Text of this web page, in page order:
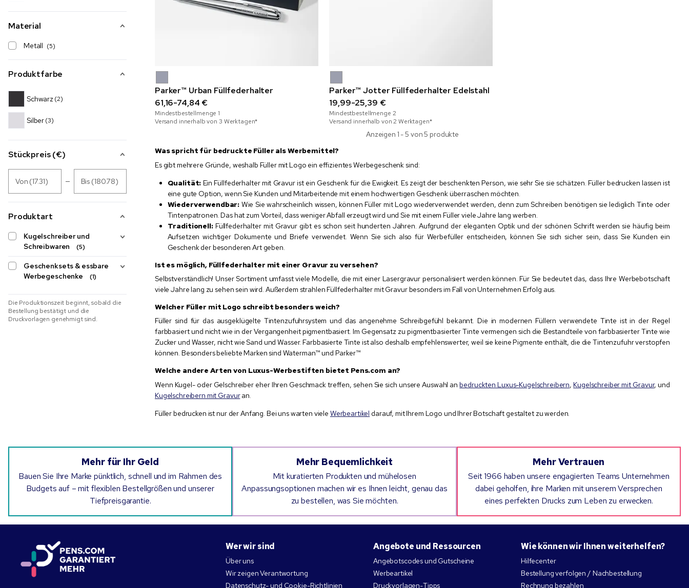
Material
Metall (5)
Produktfarbe
Schwarz (2)
Silber(3)
Stückpreis (€)
Von (17.31) Bis (180.78)
Produktart
Kugelschreiber und
Schreibwaren
(5)
Geschenksets & essbare
Werbegeschenke
(1)
Die Produktionszeit beginnt, sobald die
Bestellung bestätigt und die
Druckvorlagen genehmigt sind.
Parker™ Urban Füllfederhalter
61,16-74,84 €
Mindestbestellmenge 1
Versand innerhalb von 3 Werktagen*
Parker™ Jotter Füllfederhalter Edelstahl
19,99-25,39 €
Mindestbestellmenge 2
Versand innerhalb von 2 Werktagen*
Anzeigen 1 - 5 von 5 produkte
Was spricht für bedruckte Füller als Werbemittel?
Es gibt mehrere Gründe, weshalb Füller mit Logo ein effizientes Werbegeschenk sind:
Qualität: Ein Füllfederhalter mit Gravur ist ein Geschenk für die Ewigkeit. Es zeigt der beschenkten Person, wie sehr Sie sie schätzen. Füller bedrucken lassen ist
eine gute Option, wenn Sie Kunden und Mitarbeitende mit einem hochwertigen Geschenk überraschen möchten.
Wiederverwendbar: Wie Sie wahrscheinlich wissen, können Füller mit Logo wiederverwendet werden, denn zum Schreiben benötigen sie lediglich Tinte oder
Tintenpatronen. Das hat zum Vorteil, dass weniger Abfall erzeugt wird und Sie mit einem Füller viele Jahre lang werben.
Traditionell:Füllfederhalter mit Gravur gibt es schon seit hunderten Jahren. Aufgrund der eleganten Optik und der schönen Schrift werden sie häufig beim
Aufsetzen wichtiger Dokumente und Briefe verwendet. Wenn Sie sich also für Werbefüller entscheiden, können Sie sich sicher sein, dass Sie Kunden ein
Geschenk der besonderen Art geben.
Ist es möglich, Füllfederhalter mit einer Gravur zu versehen?
Selbstverständlich! Unser Sortiment umfasst viele Modelle, die mit einer Lasergravur personalisiert werden können. Für Sie bedeutet das, dass Ihre Werbebotschaft
viele Jahre lang zu sehen sein wird. Außerdem strahlen Füllfederhalter mit Gravur besonders im Fall von Unternehmen Erfolg aus.
Welcher Füller mit Logo schreibt besonders weich?
Füller sind für das ausgeklügelte Tintenzufuhrsystem und das angenehme Schreibgefühl bekannt. Die in modernen Füllern verwendete Tinte ist in der Regel
farbbasiert und nicht wie in der Vergangenheit pigmentbasiert. Im Gegensatz zu pigmentbasierter Tinte vermengen sich die Bestandteile von farbbasierter Tinte wie
Zucker und Wasser, nicht wie Sand und Wasser. Farbbasierte Tinte ist also deshalb empfehlenswerter, weil sie keine Pigmente enthält, die die Tintenzufuhr verstopfen
können. Besonders beliebte Marken sind Waterman™ und Parker™
Welche andere Arten von Luxus-Werbestiften bietet Pens.com an?
Wenn Kugel- oder Gelschreiber eher Ihren Geschmack treffen, sehen Sie sich unsere Auswahl anbedruckten Luxus-Kugelschreibern,Kugelschreiber mit Gravur, und
Kugelschreibern mit Gravuran.
Füller bedrucken ist nur der Anfang. Bei uns warten viele Werbeartikel darauf, mit Ihrem Logo und Ihrer Botschaft gestaltet zu werden.
Mehr für Ihr Geld
Bauen Sie Ihre Marke pünktlich, schnell und im Rahmen des
Budgets auf – mit flexiblen Bestellgrößen und unserer
Tiefpreisgarantie.
Mehr Bequemlichkeit
Mit kuratierten Produkten und mühelosen
Anpassungsoptionen machen wir es Ihnen leicht, genau das
zu bestellen, was Sie möchten.
Mehr Vertrauen
Seit 1966 haben unsere engagierten Teams Unternehmen
dabei geholfen, ihre Marken mit unserem Versprechen
eines perfekten Drucks zum Leben zu erwecken.
Wer wir sind
Über uns
Wir zeigen Verantwortung
Datenschutz- und Cookie-Richtlinien
Angebote und Ressourcen
Angebotscodes und Gutscheine
Werbeartikel
Druckvorlagen-Tipps
Wie können wir Ihnen weiterhelfen?
Hilfecenter
Bestellung verfolgen / Nachbestellung
Rechnung bezahlen